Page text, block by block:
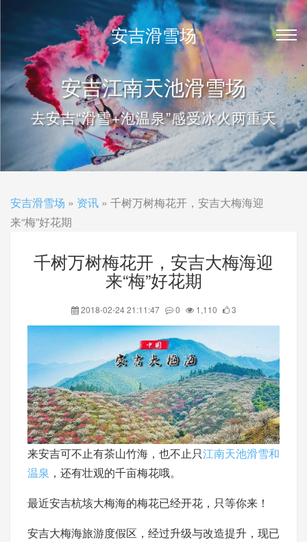
安吉滑雪场
安吉江南天池滑雪场
去安吉“滑雪+泡温泉”感受冰火两重天
安吉滑雪场 » 资讯 » 千树万树梅花开，安吉大梅海迎
来“梅”好花期
千树万树梅花开，安吉大梅海迎
来“梅”好花期
2018-02-24 21:11:47 0 1,110 3
来安吉可不止有茶山竹海，也不止只江南天池滑雪和
温泉 ，还有壮观的千亩梅花哦。
最近安吉杭垓大梅海的梅花已经开花，只等你来！
安吉大梅海旅游度假区，经过升级与改造提升，现已